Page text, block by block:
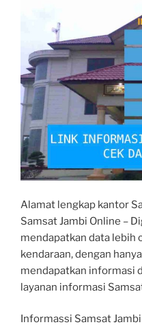
Alamat lengkap kantor
Samsat Jambi Online –
mendapatkan data lebih
kendaraan, dengan
mendapatkan informasi
layanan informasi
Informassi Samsat